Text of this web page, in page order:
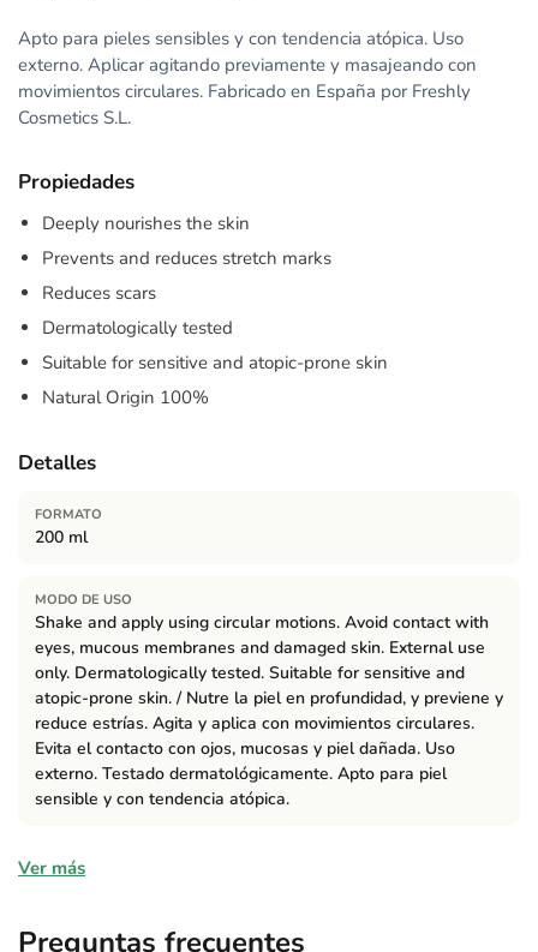
Apto para pieles sensibles y con tendencia atópica. Uso
externo. Aplicar agitando previamente y masajeando con
movimientos circulares. Fabricado en España por Freshly
Cosmetics S.L.
Propiedades
Deeply nourishes the skin
Prevents and reduces stretch marks
Reduces scars
Dermatologically tested
Suitable for sensitive and atopic-prone skin
Natural Origin 100%
Detalles
FORMATO
200 ml
MODO DE USO
Shake and apply using circular motions. Avoid contact with
eyes, mucous membranes and damaged skin. External use
only. Dermatologically tested. Suitable for sensitive and
atopic-prone skin. / Nutre la piel en profundidad, y previene y
reduce estrías. Agita y aplica con movimientos circulares.
Evita el contacto con ojos, mucosas y piel dañada. Uso
externo. Testado dermatológicamente. Apto para piel
sensible y con tendencia atópica.
Ingredientes
Ver más
Preguntas frecuentes